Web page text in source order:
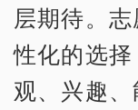
层期待。
性化的选
观、兴趣